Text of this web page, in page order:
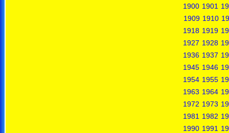
1900 1901
1909 1910
1918 1919
1927 1928
1936 1937
1945 1946
1954 1955
1963 1964
1972 1973
1981 1982
1990 1991